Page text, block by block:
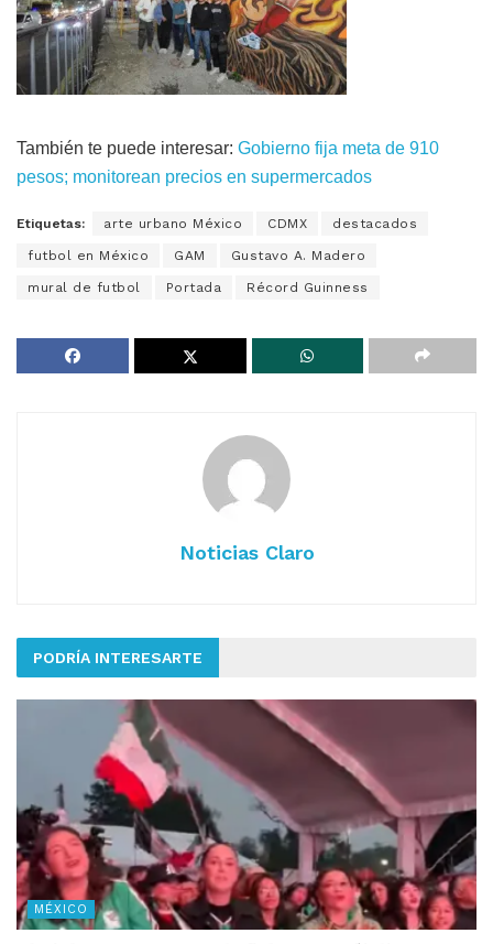
También te puede interesar: Gobierno fija meta de 910
pesos; monitorean precios en supermercados
Etiquetas: arte urbano México CDMX destacados
futbol en México GAM Gustavo A. Madero
mural de futbol Portada Récord Guinness
Noticias Claro
PODRÍA INTERESARTE
MÉXICO